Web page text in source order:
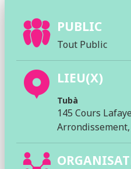
PUBLIC
Tout Public
LIEU(X)
Tubà
145 Cours
Arrondissement,